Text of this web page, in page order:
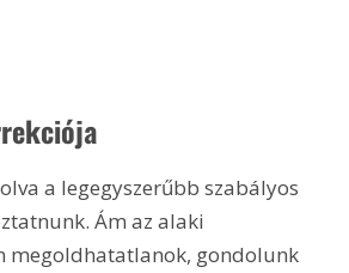
a legegyszerűbb szabályos
Ám az alaki
megoldhatatlanok, gondolunk